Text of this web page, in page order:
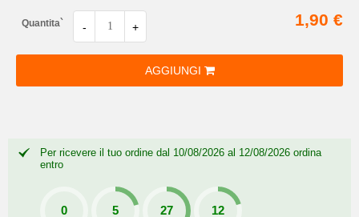
Quantita` - +
AGGIUNGI
1,90 €
Per ricevere il tuo ordine dal 10/08/2026 al 12/08/2026 ordina
entro